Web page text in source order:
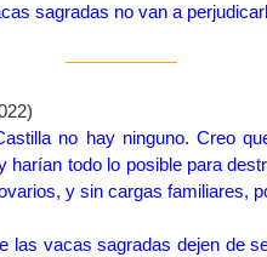
sagradas no van a
no hay ninguno. Creo
todo lo posible para
y sin cargas familiares,
las vacas sagradas dejen de